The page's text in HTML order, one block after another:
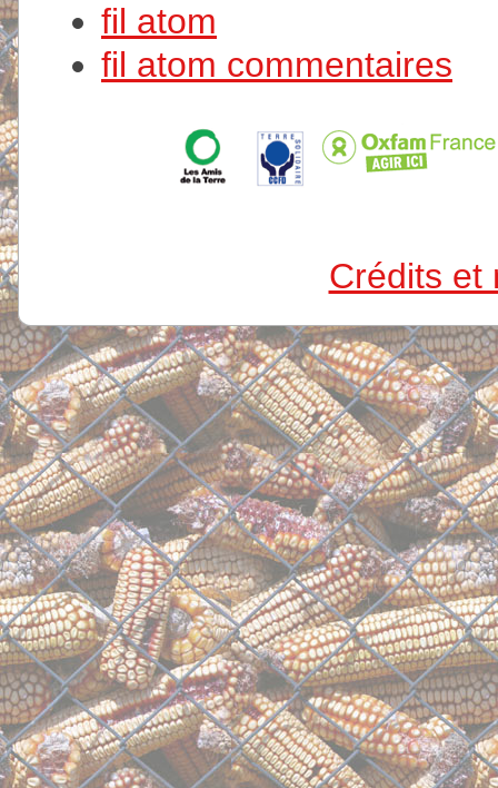
fil atom
fil atom commentaires
Crédits et